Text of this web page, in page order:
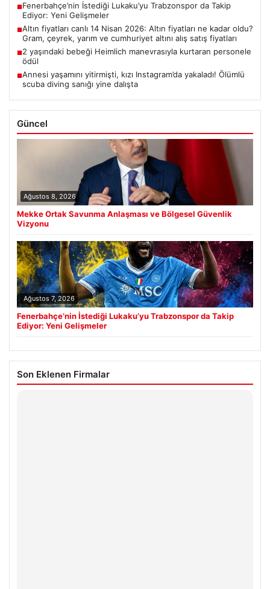
■Fenerbahçe’nin İstediği Lukaku’yu Trabzonspor da Takip
Ediyor: Yeni Gelişmeler
■Altın fiyatları canlı 14 Nisan 2026: Altın fiyatları ne kadar oldu?
Gram, çeyrek, yarım ve cumhuriyet altını alış satış fiyatları
■2 yaşındaki bebeği Heimlich manevrasıyla kurtaran personele
ödül
■Annesi yaşamını yitirmişti, kızı Instagram’da yakaladı! Ölümlü
scuba diving sanığı yine dalışta
Güncel
Ağustos 8, 2026
Mekke Ortak Savunma Anlaşması ve Bölgesel Güvenlik
Vizyonu
Ağustos 7, 2026
Fenerbahçe’nin İstediği Lukaku’yu Trabzonspor da Takip
Ediyor: Yeni Gelişmeler
Son Eklenen Firmalar